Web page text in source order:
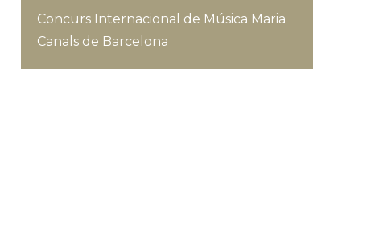
Concurs Internacional de Música Maria
Canals de Barcelona